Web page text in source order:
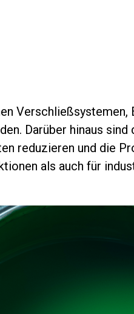
Darüber hinaus
reduzieren und die
als auch für